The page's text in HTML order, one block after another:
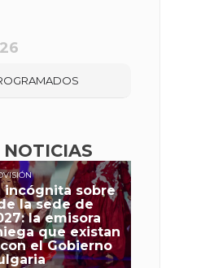
incógnita sobre
la sede de
la emisora
que existan
el Gobierno